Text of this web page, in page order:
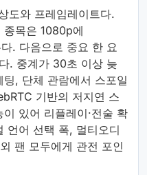
도와 프레임레이트다.
종목은 1080p에
. 다음으로 중요 한 요
. 중계가 30초 이상 늦
, 단체 관람에서 스포일
기반의 저지연 스
있어 리플레이·전술 확
언어 선택 폭, 멀티오디
팬 모두에게 관전 포인